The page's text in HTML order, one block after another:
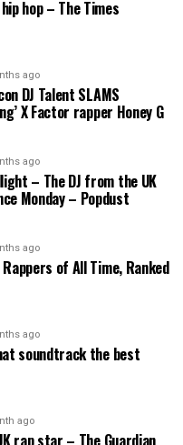
hop – The Times
ago
DJ Talent SLAMS
X Factor rapper Honey G
ago
– The DJ from the UK
Monday – Popdust
ago
of All Time, Ranked
ago
soundtrack the best
ago
rap star – The Guardian